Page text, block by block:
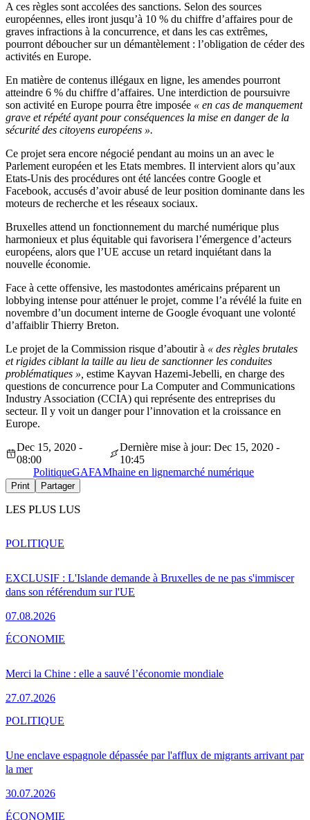
A ces règles sont accolées des sanctions. Selon des sources
européennes, elles iront jusqu’à 10 % du chiffre d’affaires pour de
graves infractions à la concurrence, et dans les cas extrêmes,
pourront déboucher sur un démantèlement : l’obligation de céder des
activités en Europe.
En matière de contenus illégaux en ligne, les amendes pourront
atteindre 6 % du chiffre d’affaires. Une interdiction de poursuivre
son activité en Europe pourra être imposée « en cas de manquement
grave et répété ayant pour conséquences la mise en danger de la
sécurité des citoyens européens ».
Ce projet sera encore négocié pendant au moins un an avec le
Parlement européen et les Etats membres. Il intervient alors qu’aux
Etats-Unis des procédures ont été lancées contre Google et
Facebook, accusés d’avoir abusé de leur position dominante dans les
moteurs de recherche et les réseaux sociaux.
Bruxelles attend un fonctionnement du marché numérique plus
harmonieux et plus équitable qui favorisera l’émergence d’acteurs
européens, alors que l’UE accuse un retard inquiétant dans la
nouvelle économie.
Face à cette offensive, les mastodontes américains préparent un
lobbying intense pour atténuer le projet, comme l’a révélé la fuite en
novembre d’un document interne de Google évoquant une volonté
d’affaiblir Thierry Breton.
Le projet de la Commission risque d’aboutir à « des règles brutales
et rigides ciblant la taille au lieu de sanctionner les conduites
problématiques », estime Kayvan Hazemi-Jebelli, en charge des
questions de concurrence pour La Computer and Communications
Industry Association (CCIA) qui représente des entreprises du
secteur. Il y voit un danger pour l’innovation et la croissance en
Europe.
Dec 15, 2020 -
08:00
Dernière mise à jour: Dec 15, 2020 -
10:45
PolitiqueGAFAMhaine en lignemarché numérique
Print Partager
LES PLUS LUS
EXCLUSIF : L'Islande demande à Bruxelles de ne pas s'immiscer
dans son référendum sur l'UE
07.08.2026
POLITIQUE
Merci la Chine : elle a sauvé l’économie mondiale
27.07.2026
ÉCONOMIE
Une enclave espagnole dépassée par l'afflux de migrants arrivant par
la mer
30.07.2026
POLITIQUE
ÉCONOMIE